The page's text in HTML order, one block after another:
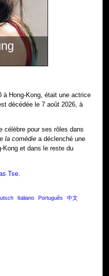
à Hong-Kong, était une actrice
décédée le 7 août 2026, à
célèbre pour ses rôles dans
la comédie a déclenché une
Kong et dans le reste du
Tse.
Italiano Português 中文